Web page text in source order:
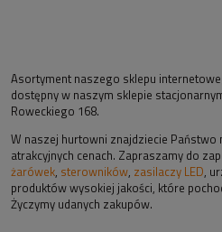
Asortyment naszego sklepu
dostępny w naszym sklepie
Roweckiego 168.
W naszej hurtowni znajdziecie
atrakcyjnych cenach. Zapraszamy do
żarówek, sterowników, zasilaczy LED,
produktów wysokiej jakości, które
Życzymy udanych zakupów.